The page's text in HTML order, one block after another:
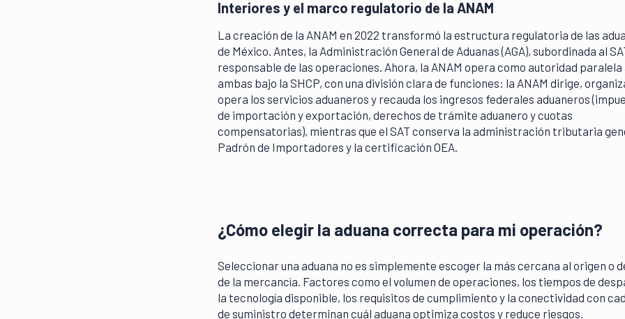
Interiores y el marco regulatorio de la ANAM
La creación de la ANAM en 2022 transformó la estructura regulatoria de las
de México. Antes, la Administración General de Aduanas (AGA), subordinada al
responsable de las operaciones. Ahora, la ANAM opera como autoridad paralela
ambas bajo la SHCP, con una división clara de funciones: la ANAM dirige,
opera los servicios aduaneros y recauda los ingresos federales aduaneros
de importación y exportación, derechos de trámite aduanero y cuotas
compensatorias), mientras que el SAT conserva la administración tributaria
Padrón de Importadores y la certificación OEA.
¿Cómo elegir la aduana correcta para mi operación?
Seleccionar una aduana no es simplemente escoger la más cercana al origen o
de la mercancía. Factores como el volumen de operaciones, los tiempos de
la tecnología disponible, los requisitos de cumplimiento y la conectividad con
de suministro determinan cuál aduana optimiza costos y reduce riesgos.